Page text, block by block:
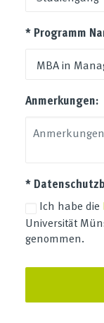
* Programm
Anmerkungen:
*
Ich habe die
Universität
genommen.